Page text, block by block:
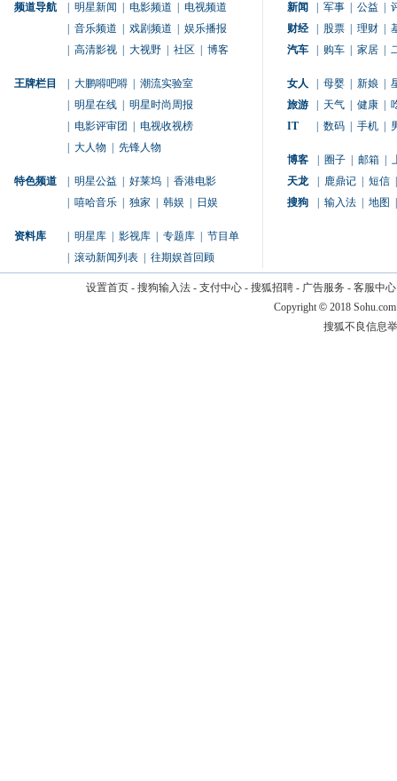
频道导航 明星新闻 电影频道
电视频道
音乐频道 戏剧频道
娱乐播报
高清影视 大视野 社区 博客
王牌栏目 大鹏嘚吧嘚
潮流实验室
明星在线
明星时尚周报
电影评审团
电视收视榜
大人物 先锋人物
特色频道 明星公益 好莱坞
香港电影
嘻哈音乐 独家 韩娱 日娱
资料库 明星库 影视库 专题库
节目单
滚动新闻列表 往期娱首回顾
新闻 军事 公益
财经
股票 理财
汽车
购车 家居
女人 母婴 新娘
旅游
天气 健康
IT
数码 手机
博客 圈子 邮箱
天龙
鹿鼎记 短信
搜狗
输入法 地图
设置首页- 搜狗输入法- 支付中心- 搜狐招聘- 广告服务 - 客服中心
Copyright © 2018
搜狐不良信息